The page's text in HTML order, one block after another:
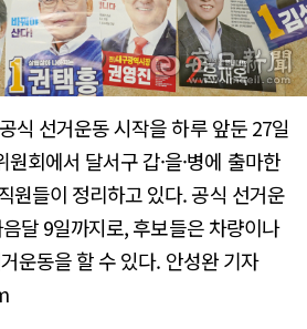
식 선거운동 시작을 하루 앞둔 27일
회에서 달서구 갑·을·병에 출마한
원들이 정리하고 있다. 공식 선거운
달 9일까지로, 후보들은 차량이나
운동을 할 수 있다. 안성완 기자